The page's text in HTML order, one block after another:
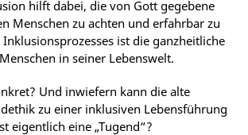
hilft dabei, die von Gott gegebene
Menschen zu achten und erfahrbar zu
Inklusionsprozesses ist die ganzheitliche
in seiner Lebenswelt.
Und inwiefern kann die alte
zu einer inklusiven Lebensführung
eigentlich eine „Tugend“?